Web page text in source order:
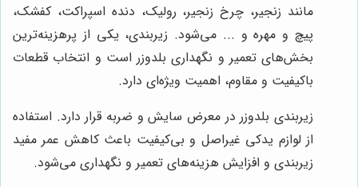
مانند زنجیر، چرخ زنجیر، رولیک، دنده اسپراکت، کفشک،
پیچ و مهره و ... می‌شود. زیربندی، یکی از پرهزینه‌ترین
بخش‌های تعمیر و نگهداری بلدوزر است و انتخاب قطعات
باکیفیت و مقاوم، اهمیت ویژه‌ای دارد.
زیربندی بلدوزر در معرض سایش و ضربه قرار دارد. استفاده
از لوازم یدکی غیراصل و بی‌کیفیت باعث کاهش عمر مفید
زیربندی و افزایش هزینه‌های تعمیر و نگهداری می‌شود.